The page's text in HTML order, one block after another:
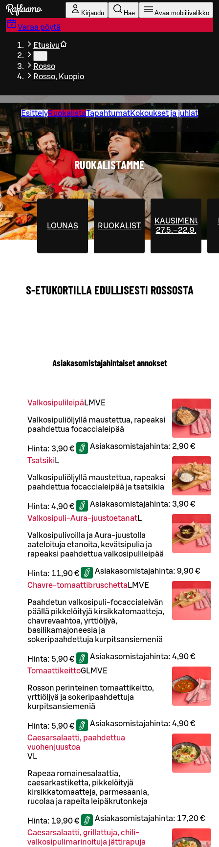
Siirry pääsisältöön
Kirjaudu Hae Avaa mobiilivalikko
Varaa pöytä
Etusivu
Rosso
Rosso, Kuopio
EsittelyRuokalistaTapahtumatKokoukset ja juhlat
RUOKALISTAMME
LOUNAS RUOKALISTA
KAUSIMENUT
27.5.–22.9.
S-ETUKORTILLA EDULLISESTI ROSSOSTA
Asiakasomistajahintaiset annokset
Valkosipulileipä LMVE
Valkosipuliöljyllä maustettua, rapeaksi
paahdettua focaccialeipää
Hinta: 3,90 € Asiakasomistajahinta: 2,90 €
Tsatsiki L
Valkosipuliöljyllä maustettua, rapeaksi
paahdettua focaccialeipää ja tsatsikia
Hinta: 4,90 € Asiakasomistajahinta: 3,90 €
Valkosipuli-Aura-juustoetanatL
Valkosipulivoilla ja Aura-juustolla
aateloituja etanoita, kevätsipulia ja
rapeaksi paahdettua valkosipulileipää
Hinta: 11,90 € Asiakasomistajahinta: 9,90 €
Chavre-tomaattibruschetta LMVE
Paahdetun valkosipuli-focaccialeivän
päällä pikkelöityjä kirsikkatomaatteja,
chavrevaahtoa, yrttiöljyä,
basilikamajoneesia ja
sokeripaahdettuja kurpitsansiemeniä
Hinta: 5,90 € Asiakasomistajahinta: 4,90 €
TomaattikeittoGLMVE
Rosson perinteinen tomaattikeitto,
yrttiöljyä ja sokeripaahdettuja
kurpitsansiemeniä
Hinta: 5,90 € Asiakasomistajahinta: 4,90 €
Caesarsalaatti, paahdettua
vuohenjuustoa
VL
Rapeaa romainesalaattia,
caesarkastiketta, pikkelöityjä
kirsikkatomaatteja, parmesaania,
rucolaa ja rapeita leipäkrutonkeja
Hinta: 19,90 € Asiakasomistajahinta: 17,20 €
Caesarsalaatti, grillattuja, chili-
valkosipulimarinoituja jättirapuja